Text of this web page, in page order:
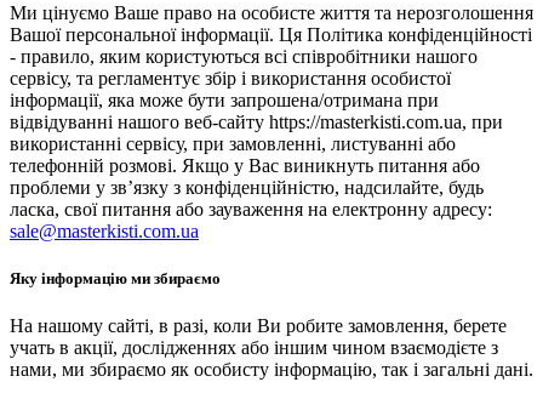
Ми цінуємо Ваше право на особисте життя та нерозголошення
Вашої персональної інформації. Ця Політика конфіденційності
- правило, яким користуються всі співробітники нашого
сервісу, та регламентує збір і використання особистої
інформації, яка може бути запрошена/отримана при
відвідуванні нашого веб-сайту https://masterkisti.com.ua, при
використанні сервісу, при замовленні, листуванні або
телефонній розмові. Якщо у Вас виникнуть питання або
проблеми у зв’язку з конфіденційністю, надсилайте, будь
ласка, свої питання або зауваження на електронну адресу:
sale@masterkisti.com.ua
Яку інформацію ми збираємо
На нашому сайті, в разі, коли Ви робите замовлення, берете
учать в акції, дослідженнях або іншим чином взаємодієте з
нами, ми збираємо як особисту інформацію, так і загальні дані.